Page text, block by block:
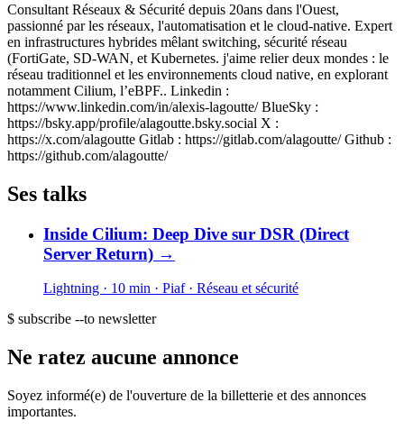
Consultant Réseaux & Sécurité depuis 20ans dans l'Ouest,
passionné par les réseaux, l'automatisation et le cloud-native. Expert
en infrastructures hybrides mêlant switching, sécurité réseau
(FortiGate, SD-WAN, et Kubernetes. j'aime relier deux mondes : le
réseau traditionnel et les environnements cloud native, en explorant
notamment Cilium, l’eBPF.. Linkedin :
https://www.linkedin.com/in/alexis-lagoutte/ BlueSky :
https://bsky.app/profile/alagoutte.bsky.social X :
https://x.com/alagoutte Gitlab : https://gitlab.com/alagoutte/ Github :
https://github.com/alagoutte/
Ses talks
Inside Cilium: Deep Dive sur DSR (Direct
Server Return) →
Lightning · 10 min · Piaf · Réseau et sécurité
$ subscribe --to newsletter
Ne ratez aucune annonce
Soyez informé(e) de l'ouverture de la billetterie et des annonces
importantes.